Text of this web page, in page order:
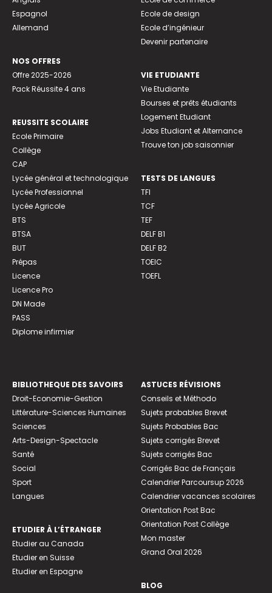
Espagnol
Allemand
NOS OFFRES
Offre 2025-2026
Pack Réussite 4 ans
REUSSITE SCOLAIRE
Ecole Primaire
Collège
CAP
Lycée général et technologique
Lycée Professionnel
Lycée Agricole
BTS
BTSA
BUT
Prépas
Licence
Licence Pro
DN Made
PASS
Diplome infirmier
Ecole de design
Ecole d’ingénieur
Devenir partenaire
VIE ETUDIANTE
Vie Etudiante
Bourses et prêts étudiants
Logement Etudiant
Jobs Etudiant et Alternance
Trouve ton job saisonnier
TESTS DE LANGUES
TFI
TCF
TEF
DELF B1
DELF B2
TOEIC
TOEFL
BIBLIOTHEQUE DES SAVOIRS
Droit-Economie-Gestion
Littérature-Sciences Humaines
Sciences
Arts-Design-Spectacle
Santé
Social
Sport
Langues
ETUDIER À L’ÉTRANGER
Etudier au Canada
Etudier en Suisse
Etudier en Espagne
ASTUCES RÉVISIONS
Conseils et Méthodo
Sujets probables Brevet
Sujets Probables Bac
Sujets corrigés Brevet
Sujets corrigés Bac
Corrigés Bac de Français
Calendrier Parcoursup 2026
Calendrier vacances scolaires
Orientation Post Bac
Orientation Post Collège
Mon master
Grand Oral 2026
BLOG